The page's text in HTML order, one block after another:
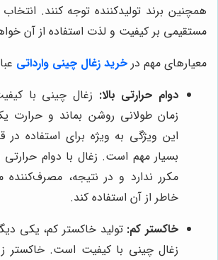
همچنین برند تولیدکننده توجه کنند.
مستقیمی بر کیفیت و لذت استفاده از آن
معیارهای مهم در خرید زغال چینی وارداتی
دوام حرارتی بالا: زغال چینی با
زمان طولانی روشن بماند و حرارت
این ویژگی به ویژه برای استفاده
بسیار مهم است. زغال با دوام حرارتی
مکرر ندارد و در نتیجه، مصرف‌کننده
خاطر از آن استفاده کند.
خاکستر کم: تولید خاکستر کم، یکی
زغال چینی با کیفیت است. خاکستر